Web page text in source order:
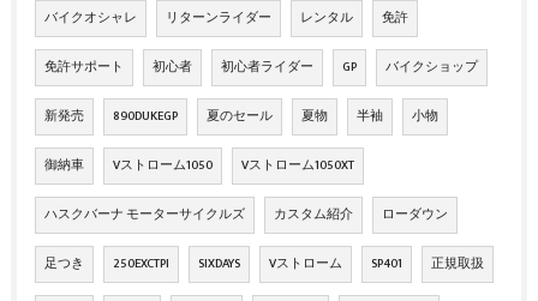
バイクオシャレ リターンライダー レンタル 免許
免許サポート 初心者 初心者ライダー GP バイクショップ
新発売 890DUKEGP 夏のセール 夏物 半袖 小物
御納車 Vストローム1050 Vストローム1050XT
ハスクバーナ モーターサイクルズ カスタム紹介 ローダウン
足つき 250EXCTPI SIXDAYS Vストローム SP401 正規取扱